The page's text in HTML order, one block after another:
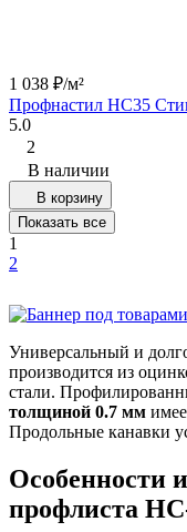
1 038 ₽/м²
Профнастил НС35
5.0
2
В наличии
В корзину
Показать все
1
2
Универсальный и
производится из
стали.
толщиной 0.7 мм
Продольные канавки
Особенности
профлиста